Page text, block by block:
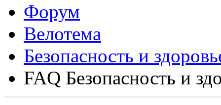
Форум
Велотема
Безопасность и
FAQ Безопасность и